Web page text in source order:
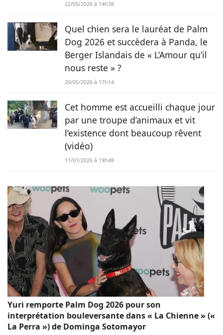
22/05/2026 à 14h38
Quel chien sera le lauréat de Palm
Dog 2026 et succèdera à Panda, le
Berger Islandais de « L’Amour qu’il
nous reste » ?
20/05/2026 à 17h14
Cet homme est accueilli chaque jour
par une troupe d’animaux et vit
l’existence dont beaucoup rêvent
(vidéo)
11/01/2026 à 19h48
Yuri remporte Palm Dog 2026 pour son
interprétation bouleversante dans « La Chienne » («
La Perra ») de Dominga Sotomayor